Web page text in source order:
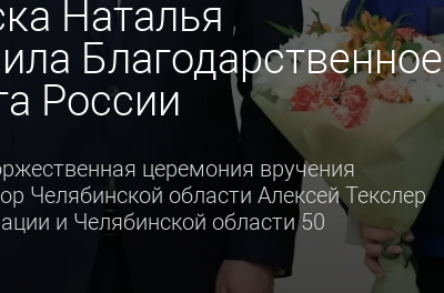
Наталья
Благодарственное
России
церемония вручения
Челябинской области Алексей Текслер
и Челябинской области 50